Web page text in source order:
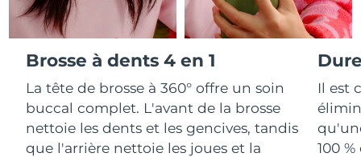
Brosse à dents 4 en 1
La tête de brosse à 360° offre un soin
buccal complet. L'avant de la brosse
nettoie les dents et les gencives, tandis
que l'arrière nettoie les joues et la
Il est
100
For healthy hair
18% PAP
Cosmétiques Hommes
Acheter tout
Israël Livraison estimée13/08/2026
Italie Livraison estimée 09/08/2026
Japon Livraison estimée12/08/2026
Jersey Livraison estimée 14/08/2026